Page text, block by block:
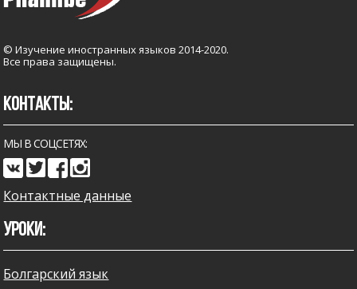
© Изучение иностранных языков 2014-2020.
Все права защищены.
УРОКИ:
Болгарский язык
КОНТАКТЫ:
МЫ В СОЦСЕТЯХ:
Контактные данные